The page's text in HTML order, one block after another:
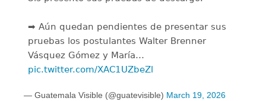
➡️ Aún quedan pendientes de presentar sus
pruebas los postulantes Walter Brenner
Vásquez Gómez y María…
pic.twitter.com/XAC1UZbeZl
— Guatemala Visible (@guatevisible) March 19, 2026